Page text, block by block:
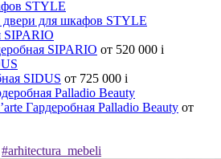
для шкафов STYLE
SIPARIO от 520 000 i
SIDUS от 725 000 i
Гардеробная Palladio Beauty от
#arhitectura_mebeli